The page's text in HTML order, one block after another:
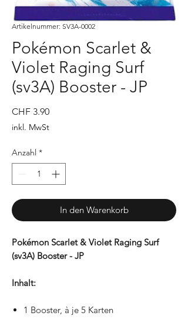
Artikelnummer: SV3A-0002
Pokémon Scarlet &
Violet Raging Surf
(sv3A) Booster - JP
CHF 3.90Preis
inkl. MwSt
Anzahl *
In den Warenkorb
Pokémon Scarlet & Violet Raging Surf
(sv3A) Booster - JP
Inhalt:
1 Booster, à je 5 Karten